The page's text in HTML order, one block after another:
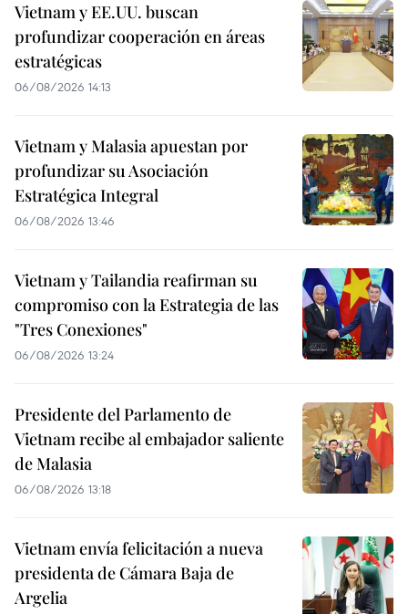
Vietnam y EE.UU. buscan
profundizar cooperación en áreas
estratégicas
06/08/2026 14:13
Vietnam y Malasia apuestan por
profundizar su Asociación
Estratégica Integral
06/08/2026 13:46
Vietnam y Tailandia reafirman su
compromiso con la Estrategia de las
"Tres Conexiones"
06/08/2026 13:24
Presidente del Parlamento de
Vietnam recibe al embajador saliente
de Malasia
06/08/2026 13:18
Vietnam envía felicitación a nueva
presidenta de Cámara Baja de
Argelia